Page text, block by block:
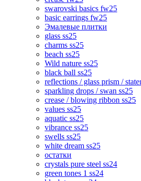
swarovski basics fw25
basic earrings fw25
Эмалевые плитки
glass ss25
charms ss25
beach ss25
Wild nature ss25
black ball ss25
reflections / glass prism /
sparkling drops / swan ss25
crease / blowing ribbon ss25
values ss25
aquatic ss25
vibrance ss25
swells ss25
white dream ss25
остатки
crystals pure steel ss24
green tones 1 ss24